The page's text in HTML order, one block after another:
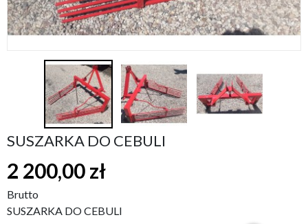
SUSZARKA DO CEBULI
2 200,00 zł
Brutto
SUSZARKA DO CEBULI